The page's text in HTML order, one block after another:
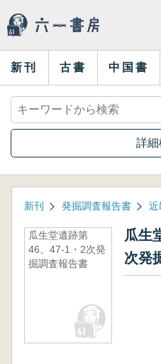
新刊 古書 中国書
詳細
新刊 発掘調査報告書 近
瓜生堂遺跡第
46、47-1・2次発
掘調査報告書
瓜生
次発